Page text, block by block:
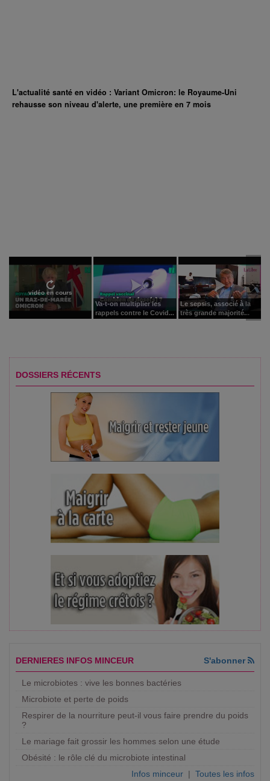
L'actualité santé en vidéo : Variant Omicron: le Royaume-Uni
rehausse son niveau d'alerte, une première en 7 mois
vidéo en cours
Va-t-on multiplier les
rappels contre le Covid...
Le sepsis, associé à la
très grande majorité...
DOSSIERS RÉCENTS
DERNIERES INFOS MINCEUR S'abonner
Le microbiotes : vive les bonnes bactéries
Microbiote et perte de poids
Respirer de la nourriture peut-il vous faire prendre du poids
?
Le mariage fait grossir les hommes selon une étude
Obésité : le rôle clé du microbiote intestinal
Infos minceur | Toutes les infos